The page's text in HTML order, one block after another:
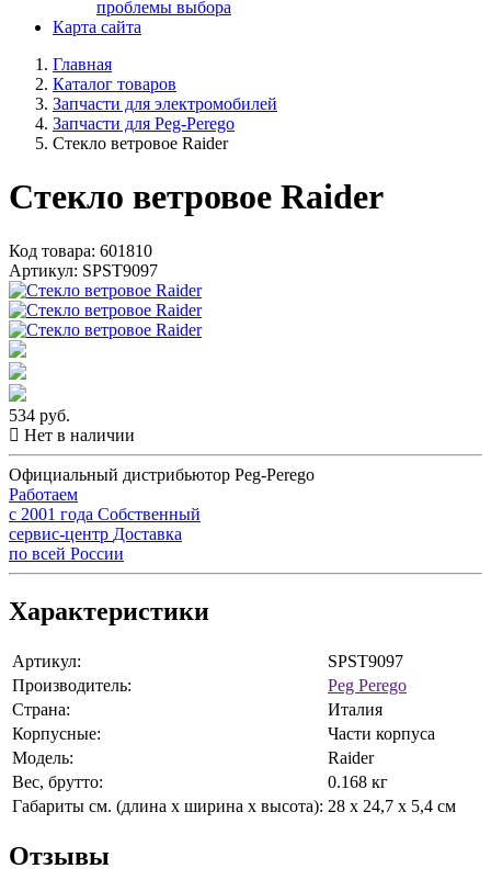
проблемы выбора
Карта сайта
Главная
Каталог товаров
Запчасти для электромобилей
Запчасти для Peg-Perego
Стекло ветровое Raider
Стекло ветровое Raider
Код товара: 601810
Артикул: SPST9097
534 руб.
Нет в наличии
Официальный дистрибьютор Peg-Perego
Работаем
с 2001 года Собственный
сервис-центр Доставка
по всей России
Характеристики
Артикул:
SPST9097
Производитель:
Peg Perego
Страна:
Италия
Корпусные:
Части корпуса
Модель:
Raider
Вес, брутто:
0.168 кг
Габариты см. (длина x ширина x высота): 28 x 24,7 x 5,4 см
Отзывы